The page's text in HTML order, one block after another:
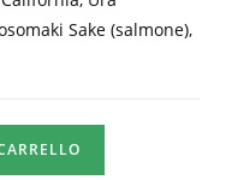
Sake (salmone),